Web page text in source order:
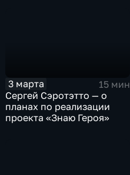
3 марта
15 мин
Сергей Сэротэтто — о
планах по реализации
проекта «Знаю Героя»